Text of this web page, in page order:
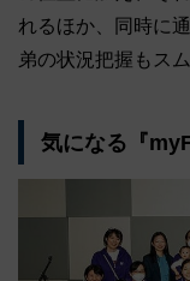
れるほか、同時に
弟の状況把握もスム
気になる『